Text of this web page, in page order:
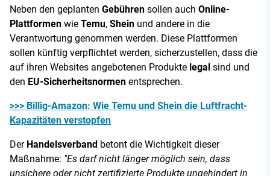
Neben den geplanten Gebühren sollen auch Online-
Plattformen wie Temu, Shein und andere in die
Verantwortung genommen werden. Diese Plattformen
sollen künftig verpflichtet werden, sicherzustellen, dass die
auf ihren Websites angebotenen Produkte legal sind und
den EU-Sicherheitsnormen entsprechen.
>>> Billig-Amazon: Wie Temu und Shein die Luftfracht-
Kapazitäten verstopfen
Der Handelsverband betont die Wichtigkeit dieser
Maßnahme: "Es darf nicht länger möglich sein, dass
unsichere oder nicht zertifizierte Produkte ungehindert in